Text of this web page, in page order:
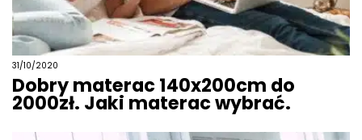
31/10/2020
Dobry materac 140x200cm do
2000zł. Jaki materac wybrać.